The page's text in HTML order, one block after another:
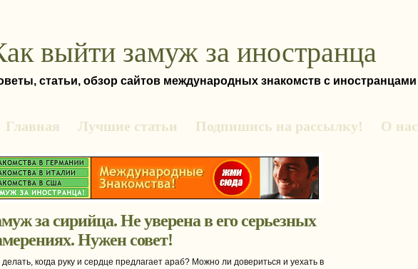
выйти замуж за иностранца
статьи, обзор сайтов международных знакомств с иностранцами
Главная Лучшие статьи Подпишись на рассылку! О нас
за сирийца. Не уверена в его серьезных
Нужен совет!
делать, когда руку и сердце предлагает араб? Можно ли довериться и уехать в